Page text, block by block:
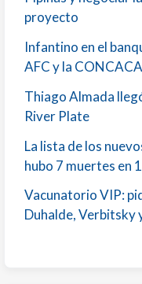
proyecto
Infantino en el
AFC y la
Thiago Almada
River Plate
La lista de los
hubo 7 muertes en
Vacunatorio VIP:
Duhalde, Verbitsky